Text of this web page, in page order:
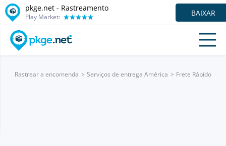
pkge.net - Rastreamento
Play Market: BAIXAR
Rastrear a encomenda Serviços de entrega América Frete Rápido